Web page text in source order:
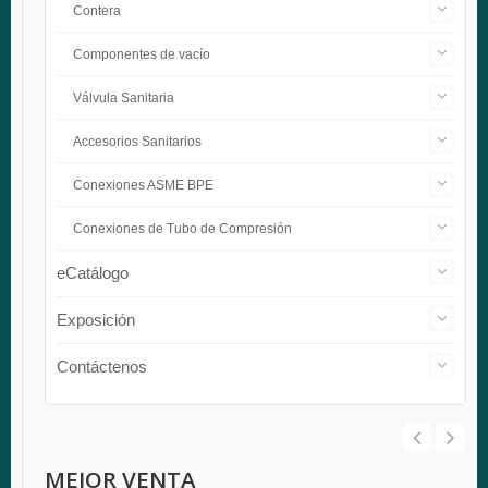
Contera
Componentes de vacío
Válvula Sanitaria
Accesorios Sanitarios
Conexiones ASME BPE
Conexiones de Tubo de Compresión
eCatálogo
Exposición
Contáctenos
MEJOR VENTA